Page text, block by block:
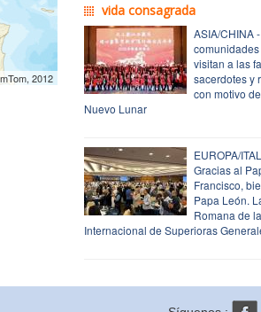
2012
vida consagrada
ASIA/CHINA
visitan a las
sacerdotes y
con motivo
Nuevo Lunar
EUROPA/
Gracias al
Francisco,
Papa León.
Romana de
Internacional de Superioras